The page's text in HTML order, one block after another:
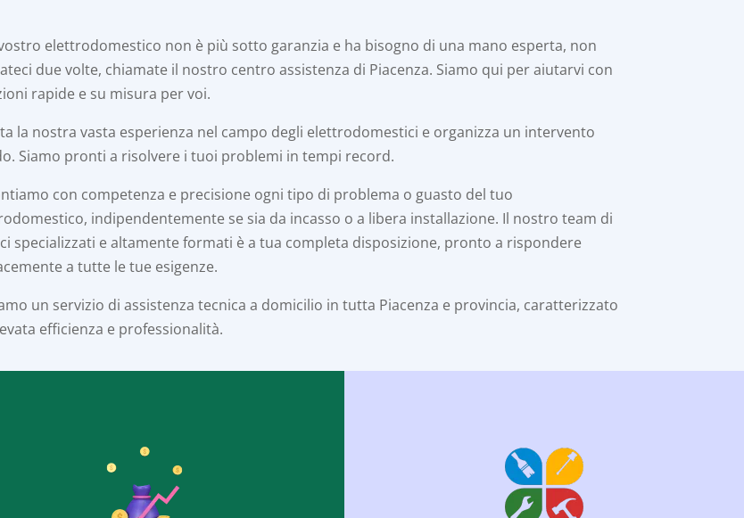
elettrodomestico non è più sotto garanzia e ha bisogno di una mano esperta, non
due volte, chiamate il nostro centro assistenza di Piacenza. Siamo qui per aiutarvi con
rapide e su misura per voi.
la nostra vasta esperienza nel campo degli elettrodomestici e organizza un intervento
Siamo pronti a risolvere i tuoi problemi in tempi record.
con competenza e precisione ogni tipo di problema o guasto del tuo
indipendentemente se sia da incasso o a libera installazione. Il nostro team di
specializzati e altamente formati è a tua completa disposizione, pronto a rispondere
a tutte le tue esigenze.
un servizio di assistenza tecnica a domicilio in tutta Piacenza e provincia, caratterizzato
efficienza e professionalità.